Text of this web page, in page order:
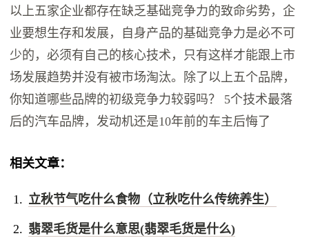
以上五家企业都存在缺乏基础竞争力的致命劣势，企
业要想生存和发展，自身产品的基础竞争力是必不可
少的，必须有自己的核心技术，只有这样才能跟上市
场发展趋势并没有被市场淘汰。除了以上五个品牌，
你知道哪些品牌的初级竞争力较弱吗？ 5个技术最落
后的汽车品牌，发动机还是10年前的车主后悔了
相关文章：
立秋节气吃什么食物（立秋吃什么传统养生）
翡翠毛货是什么意思(翡翠毛货是什么)